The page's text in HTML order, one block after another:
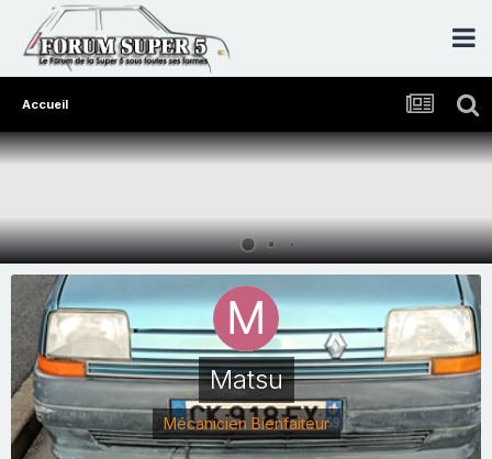
Accueil
Matsu
Mécanicien Bienfaiteur